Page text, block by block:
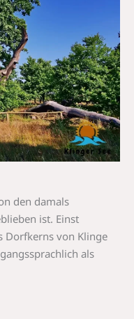
den damals
ist. Einst
Dorfkerns von Klinge
als